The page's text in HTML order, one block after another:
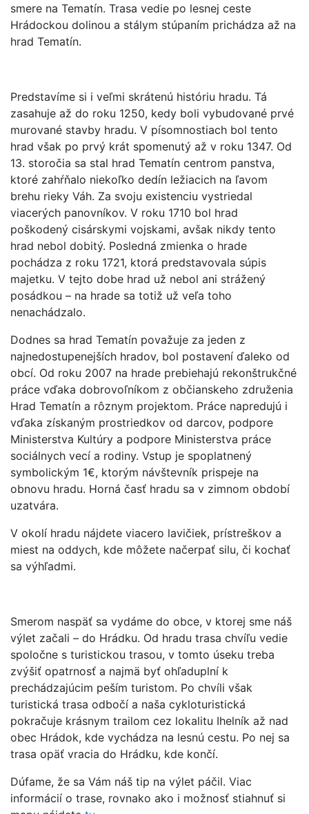
smere na Tematín. Trasa vedie po lesnej ceste
Hrádockou dolinou a stálym stúpaním prichádza až na
hrad Tematín.
Predstavíme si i veľmi skrátenú históriu hradu. Tá
zasahuje až do roku 1250, kedy boli vybudované prvé
murované stavby hradu. V písomnostiach bol tento
hrad však po prvý krát spomenutý až v roku 1347. Od
13. storočia sa stal hrad Tematín centrom panstva,
ktoré zahŕňalo niekoľko dedín ležiacich na ľavom
brehu rieky Váh. Za svoju existenciu vystriedal
viacerých panovníkov. V roku 1710 bol hrad
poškodený cisárskymi vojskami, avšak nikdy tento
hrad nebol dobitý. Posledná zmienka o hrade
pochádza z roku 1721, ktorá predstavovala súpis
majetku. V tejto dobe hrad už nebol ani strážený
posádkou – na hrade sa totiž už veľa toho
nenachádzalo.
Dodnes sa hrad Tematín považuje za jeden z
najnedostupenejších hradov, bol postavení ďaleko od
obcí. Od roku 2007 na hrade prebiehajú rekonštrukčné
práce vďaka dobrovoľníkom z občianskeho združenia
Hrad Tematín a rôznym projektom. Práce napredujú i
vďaka získaným prostriedkov od darcov, podpore
Ministerstva Kultúry a podpore Ministerstva práce
sociálnych vecí a rodiny. Vstup je spoplatnený
symbolickým 1€, ktorým návštevník prispeje na
obnovu hradu. Horná časť hradu sa v zimnom období
uzatvára.
V okolí hradu nájdete viacero lavičiek, prístreškov a
miest na oddych, kde môžete načerpať silu, či kochať
sa výhľadmi.
Smerom naspäť sa vydáme do obce, v ktorej sme náš
výlet začali – do Hrádku. Od hradu trasa chvíľu vedie
spoločne s turistickou trasou, v tomto úseku treba
zvýšiť opatrnosť a najmä byť ohľaduplní k
prechádzajúcim peším turistom. Po chvíli však
turistická trasa odbočí a naša cykloturistická
pokračuje krásnym trailom cez lokalitu Ihelník až nad
obec Hrádok, kde vychádza na lesnú cestu. Po nej sa
trasa opäť vracia do Hrádku, kde končí.
Dúfame, že sa Vám náš tip na výlet páčil. Viac
informácií o trase, rovnako ako i možnosť stiahnuť si